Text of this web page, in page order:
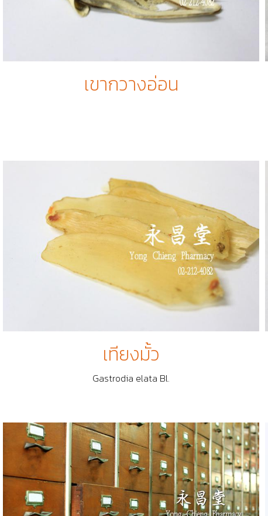
เขากวางอ่อน
เทียงมั้ว
Gastrodia elata Bl.